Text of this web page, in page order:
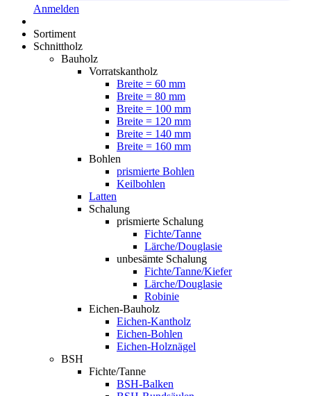
Anmelden
Sortiment
Schnittholz
Bauholz
Vorratskantholz
Breite = 60 mm
Breite = 80 mm
Breite = 100 mm
Breite = 120 mm
Breite = 140 mm
Breite = 160 mm
Bohlen
prismierte Bohlen
Keilbohlen
Latten
Schalung
prismierte Schalung
Fichte/Tanne
Lärche/Douglasie
unbesämte Schalung
Fichte/Tanne/Kiefer
Lärche/Douglasie
Robinie
Eichen-Bauholz
Eichen-Kantholz
Eichen-Bohlen
Eichen-Holznägel
BSH
Fichte/Tanne
BSH-Balken